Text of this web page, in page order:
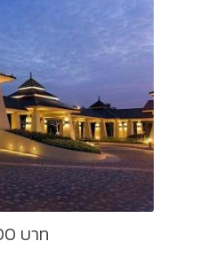
บาท